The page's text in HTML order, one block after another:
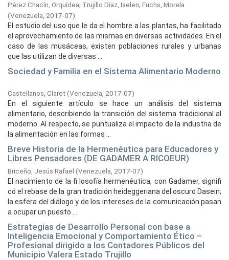
Pérez Chacín, Orquídea; Trujillo Díaz, Iselen; Fuchs, Morela
(Venezuela, 2017-07)
El estudio del uso que le da el hombre a las plantas, ha facilitado
el aprovechamiento de las mismas en diversas actividades. En el
caso de las musáceas, existen poblaciones rurales y urbanas
que las utilizan de diversas ...
Sociedad y Familia en el Sistema Alimentario Moderno
Castellanos, Claret(Venezuela, 2017-07)
En el siguiente artículo se hace un análisis del sistema
alimentario, describiendo la transición del sistema tradicional al
moderno. Al respecto, se puntualiza el impacto de la industria de
la alimentación en las formas ...
Breve Historia de la Hermenéutica para Educadores y
Libres Pensadores (DE GADAMER A RICOEUR)
Briceño, Jesús Rafael (Venezuela, 2017-07)
El nacimiento de la fi losofía hermenéutica, con Gadamer, signifi
có el rebase de la gran tradición heideggeriana del oscuro Dasein;
la esfera del diálogo y de los intereses de la comunicación pasan
a ocupar un puesto ...
Estrategias de Desarrollo Personal con base a
Inteligencia Emocional y Comportamiento Ético –
Profesional dirigido a los Contadores Públicos del
Municipio Valera Estado Trujillo